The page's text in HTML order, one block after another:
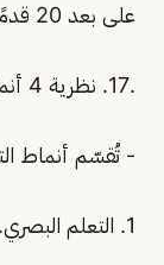
على بعد 20 قدمًا لمدة 20 ثانية.
.17. نظرية 4 أنماط للتعلم (فيرم)
- تُقسّم أنماط
1. التعلم البصري.